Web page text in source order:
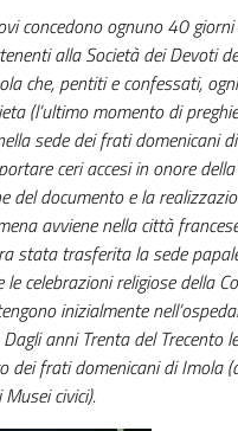
concedono ognuno 40
alla Società dei Devoti
che, pentiti e confessati,
(l’ultimo momento di
sede dei frati domenicani
ceri accesi in onore
del documento e la
avviene nella città
stata trasferita la sede
le celebrazioni religiose della
inizialmente
anni Trenta del Trecento
dei frati domenicani di Imola
civici).